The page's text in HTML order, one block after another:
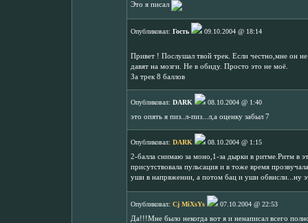
Это я писал
Опубликовал: Гость 09.10.2004 @ 18:14
Привет ! Послушал твой трек. Если честно,мне он
давят на мозги. Не в обиду. Просто это не моё.
За трек 8 баллов
Опубликовал: DARK
08.10.2004 @ 1:40
это опять я пиз..л-пиз...л,а оценку забыл 7
Опубликовал: DARK
08.10.2004 @ 1:15
2-балла снимаю за моно,1-за дырки в ритме.Ритм в
присутствовала пульсация и в тоже время
уши в напряжении, а потом бац и уши обвисли...ну
Опубликовал: Cj MiXsYs
07.10.2004 @ 22:53
Да!!!Мне было некогда вот я и ненаписал всего